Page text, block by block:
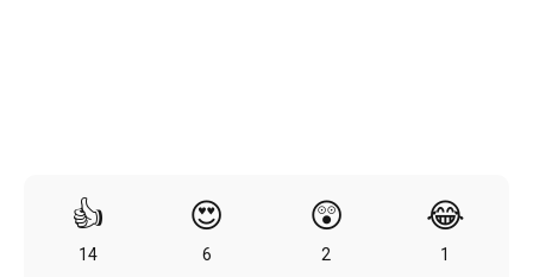
👍
14
😍
6
😲
2
😂
1